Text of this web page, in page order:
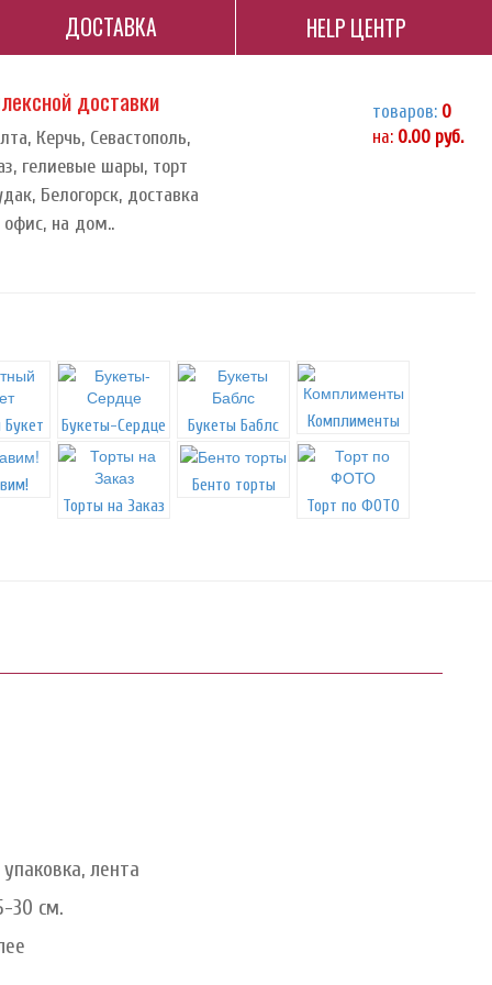
ДОСТАВКА HELP ЦЕНТР
доставки
Керчь, Севастополь,
гелиевые шары, торт
Белогорск, доставка
на дом..
товаров: 0
на: 0.00 руб.
Букеты-Сердце Букеты Баблс Комплименты
Торты на Заказ
Бенто торты
Торт по ФОТО
лента
30 см.